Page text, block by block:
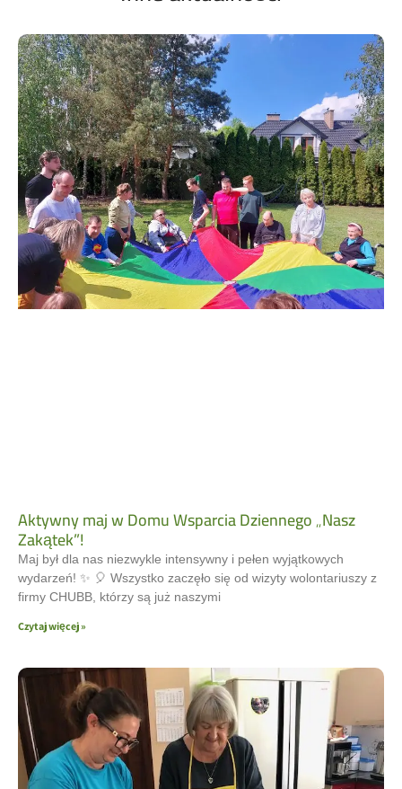
Aktywny maj w Domu Wsparcia Dziennego „Nasz
Zakątek”!
Maj był dla nas niezwykle intensywny i pełen wyjątkowych
wydarzeń! ✨ 🎈 Wszystko zaczęło się od wizyty wolontariuszy z
firmy CHUBB, którzy są już naszymi
Czytaj więcej »